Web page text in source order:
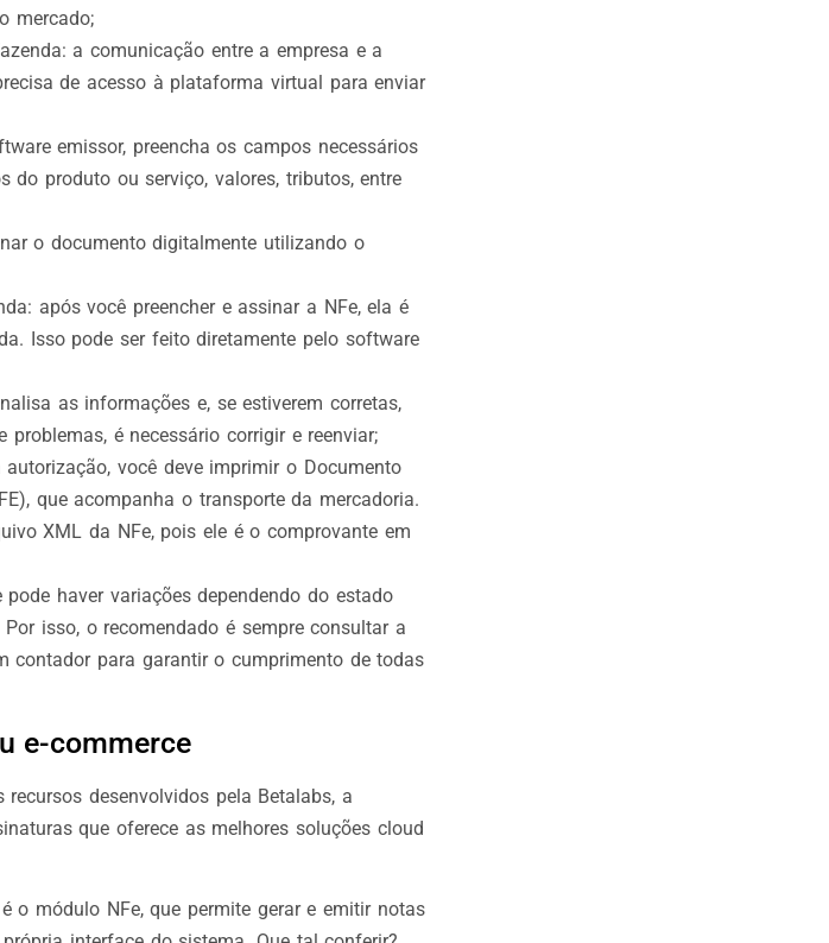
mercado;
a comunicação entre a empresa e a
de acesso à plataforma virtual para enviar
emissor, preencha os campos necessários
do produto ou serviço, valores, tributos, entre
o documento digitalmente utilizando o
após você preencher e assinar a NFe, ela é
Isso pode ser feito diretamente pelo software
as informações e, se estiverem corretas,
é necessário corrigir e reenviar;
você deve imprimir o Documento
que acompanha o transporte da mercadoria.
XML da NFe, pois ele é o comprovante em
haver variações dependendo do estado
isso, o recomendado é sempre consultar a
contador para garantir o cumprimento de todas
e-commerce
recursos desenvolvidos pela Betalabs, a
que oferece as melhores soluções cloud
o módulo NFe, que permite gerar e emitir notas